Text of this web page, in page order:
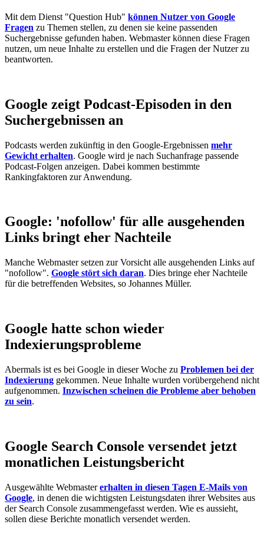
Mit dem Dienst "Question Hub" können Nutzer von Google
Fragen zu Themen stellen, zu denen sie keine passenden
Suchergebnisse gefunden haben. Webmaster können diese Fragen
nutzen, um neue Inhalte zu erstellen und die Fragen der Nutzer zu
beantworten.
Google zeigt Podcast-Episoden in den
Suchergebnissen an
Podcasts werden zukünftig in den Google-Ergebnissen mehr
Gewicht erhalten. Google wird je nach Suchanfrage passende
Podcast-Folgen anzeigen. Dabei kommen bestimmte
Rankingfaktoren zur Anwendung.
Google: 'nofollow' für alle ausgehenden
Links bringt eher Nachteile
Manche Webmaster setzen zur Vorsicht alle ausgehenden Links auf
"nofollow". Google stört sich daran. Dies bringe eher Nachteile
für die betreffenden Websites, so Johannes Müller.
Google hatte schon wieder
Indexierungsprobleme
Abermals ist es bei Google in dieser Woche zu Problemen bei der
Indexierung gekommen. Neue Inhalte wurden vorübergehend nicht
aufgenommen. Inzwischen scheinen die Probleme aber behoben
zu sein.
Google Search Console versendet jetzt
monatlichen Leistungsbericht
Ausgewählte Webmastererhalten in diesen Tagen E-Mails von
Google, in denen die wichtigsten Leistungsdaten ihrer Websites aus
der Search Console zusammengefasst werden. Wie es aussieht,
sollen diese Berichte monatlich versendet werden.